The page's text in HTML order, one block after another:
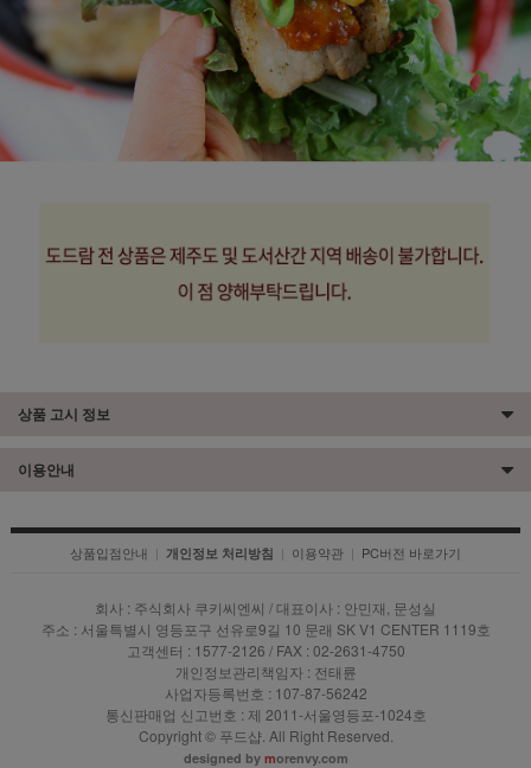
상품 고시 정보
이용안내
상품입점안내 | 개인정보 처리방침 | 이용약관 | PC버전 바로가기
회사 : 주식회사 쿠키씨엔씨 / 대표이사 : 안민재, 문성실
주소 : 서울특별시 영등포구 선유로9길 10 문래 SK V1 CENTER 1119호
고객센터 : 1577-2126 / FAX : 02-2631-4750
개인정보관리책임자 : 전태륜
사업자등록번호 : 107-87-56242
통신판매업 신고번호 : 제 2011-서울영등포-1024호
Copyright © 푸드샵. All Right Reserved.
designed by morenvy.com